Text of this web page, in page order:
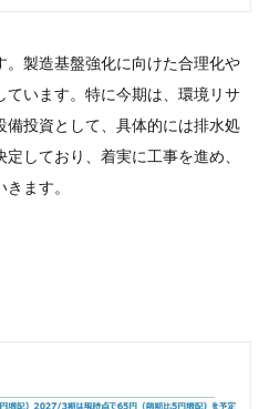
製造基盤強化に向けた合理化や
います。特に今期は、環境リサ
備投資として、具体的には排水処
しており、着実に工事を進め、
ます。